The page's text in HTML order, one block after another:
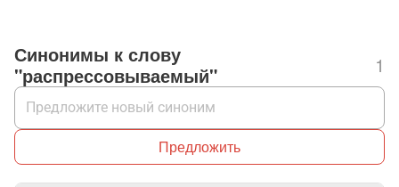
Синонимы к слову
"распрессовываемый"
1
Предложить